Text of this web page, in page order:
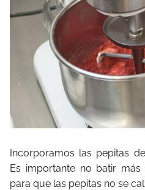
Incorporamos las pepitas
Es importante no batir
para que las pepitas no se